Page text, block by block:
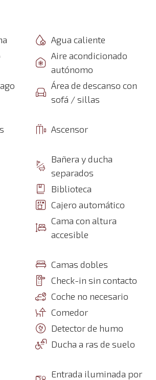
Agua caliente
Aire acondicionado
autónomo
Área de descanso con
sofá / sillas
Ascensor
Bañera y ducha
separados
Biblioteca
Cajero automático
Cama con altura
accesible
Camas dobles
Check-in sin contacto
Coche no necesario
Comedor
Detector de humo
Ducha a ras de suelo
Entrada iluminada por